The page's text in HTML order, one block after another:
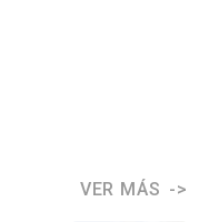
VER MÁS